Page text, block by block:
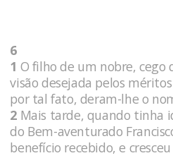
6
1 O filho de um nobre, cego
visão desejada pelos méritos
por tal fato, deram-lhe o
2 Mais tarde, quando tinha
do Bem-aventurado
benefício recebido, e